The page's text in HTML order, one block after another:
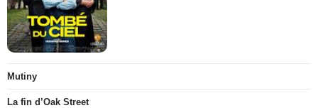
Mutiny
La fin d’Oak Street